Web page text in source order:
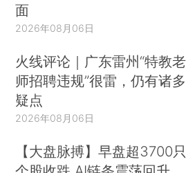
面
2026年08月06日
火线评论｜广东雷州“特教老
师招聘违规”很雷，仍有诸多
疑点
2026年08月06日
【大盘脉搏】早盘超3700只